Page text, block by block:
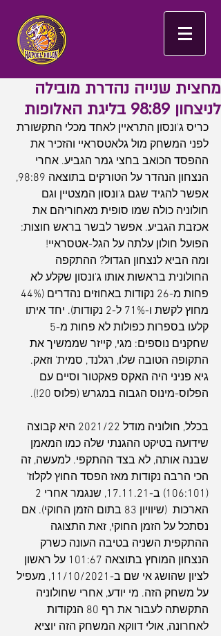
מחצית שנייה נהדרת מובילה
לניצחון 98:89 בליגת האלופות
כריס ג'ונסון התראיין לאחד מכלי התקשורת
לפני המשחק מול גלאטסראיי והזכיר את
ההפסד הכואב בחצי גמר הגביע. אחרי
הנצחון הנהדר על הטורקים בתוצאה 98:89,
אפשר להגיד שגם ג'ונסון המצטיין וגם
חולוניה כולה שמו סופית מאחוריהם את
אכזבת הגביע. אפשר לבשר בראש חוצות:
הפועל חולון עלתה על הגל-אטסראיי!
ומה הביא לנצחון הגדול? ההתקפה
החולונית בראשות אותו ג'ונסון שקלע לא
מחוץ לקשת ו-71% ל-2 נקודות). יחד איתו
שחקנים נוספים: מגי, קייזר שממשיך את
התקופה הטובה שלו, רגלנד, סמית' וזאק.
גיא פניני היה האקס פאקטור וסיים עם
הפלוס-מינוס הגבוה במגרש (פלוס 20!).
בכלל, חולוניה מודל 2021/22 היא קבוצה
שידועה בטיקט ההגנתי שלה כמו המאמן
שבנה אותה, לא בצד ההתקפי. למעשה, זה
הכי הרבה נקודות מאז הפסד החוץ לקלוז'
הארכות  (שיוויון 83 בתום הזמן החוקי). אם
נסתכל על הזמן החוקי, זאת התצוגה
ההתקפית השניה בטיבה העונה כשרק
הנצחון המוחץ בתוצאה 101:67 על ראשון
לציון שהושג אי שם ב-11/10/2021, מעפיל
על משחק הזה. מי יודע, אחרי שחולוניה
התקשתה לעבור את רף 80 הנקודות
לאחרונה, אולי דווקא המשחק הזה יוציא